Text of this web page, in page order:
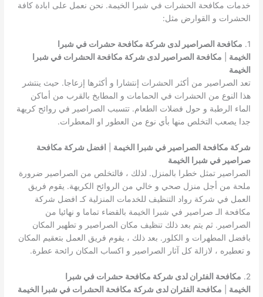
خدمات مكافحة الحشرات في شبرا الخيمة. نحن نعمل على ابادة كافة
الحشرات و القوارض مثل:
1.
مكافحة الصراصير لدى شركة مكافحة حشرات في شبرا
الخيمة
مكافحة الصراصير لدى شركة مكافحة الحشرات في شبرا
الخيمة
تعد الصراصير من أكثر الحشرات إنتشارا و أكثرها إزعاجا. حيث ينتشر
هذا النوع من الحشرات في الحمامات و المطابخ بالقرب من أماكن
الماء الرطبة و حول فضلات الطعام. تتسبب الصراصير في روائح كريهة
جدا يصعب التخلص منها بأي نوع من العطور او المعطرات.
شركة مكافحة الصراصير في شبرا الخيمة
افضل شركة مكافحة
صراصير في شبرا الخيمة
الصراصير تمثل خطرا بالمنزل. لذلك ، فالتخلص من الصراصير ضرورة
ملحة من أجل منزل صحي و خالي من الروائح الكريهة. يقوم فريق
العمل في شركة رواد التنظيف للخدمات المنزلية كـ افضل شركة
مكافحة الـ صراصير في شبرا الخيمة بالقضاء تماما و نهائيا من
الصراصير. ثم يتم بعد ذلك تنظيف مكان الصراصير و تطهير المكان
بافضل المطهرات و الكلور. بعد ذلك ، يقوم فريق العمل بتعقيم المكان
و تعطيره ، لازالة كل آثار الصراصير و اكساب المكان رائحة عطرة.
2.
مكافحة الفئران لدى شركة مكافحة حشرات في شبرا
الخيمة
مكافحة الفئران لدى شركة مكافحة الحشرات في شبرا الخيمة